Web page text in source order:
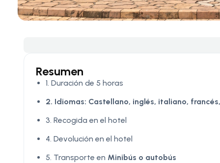
Resumen
1. Duración de 5 horas
2. Idiomas: Castellano, inglés, italiano,
3. Recogida en el hotel
4. Devolución en el hotel
5. Transporte en Minibús o autobús